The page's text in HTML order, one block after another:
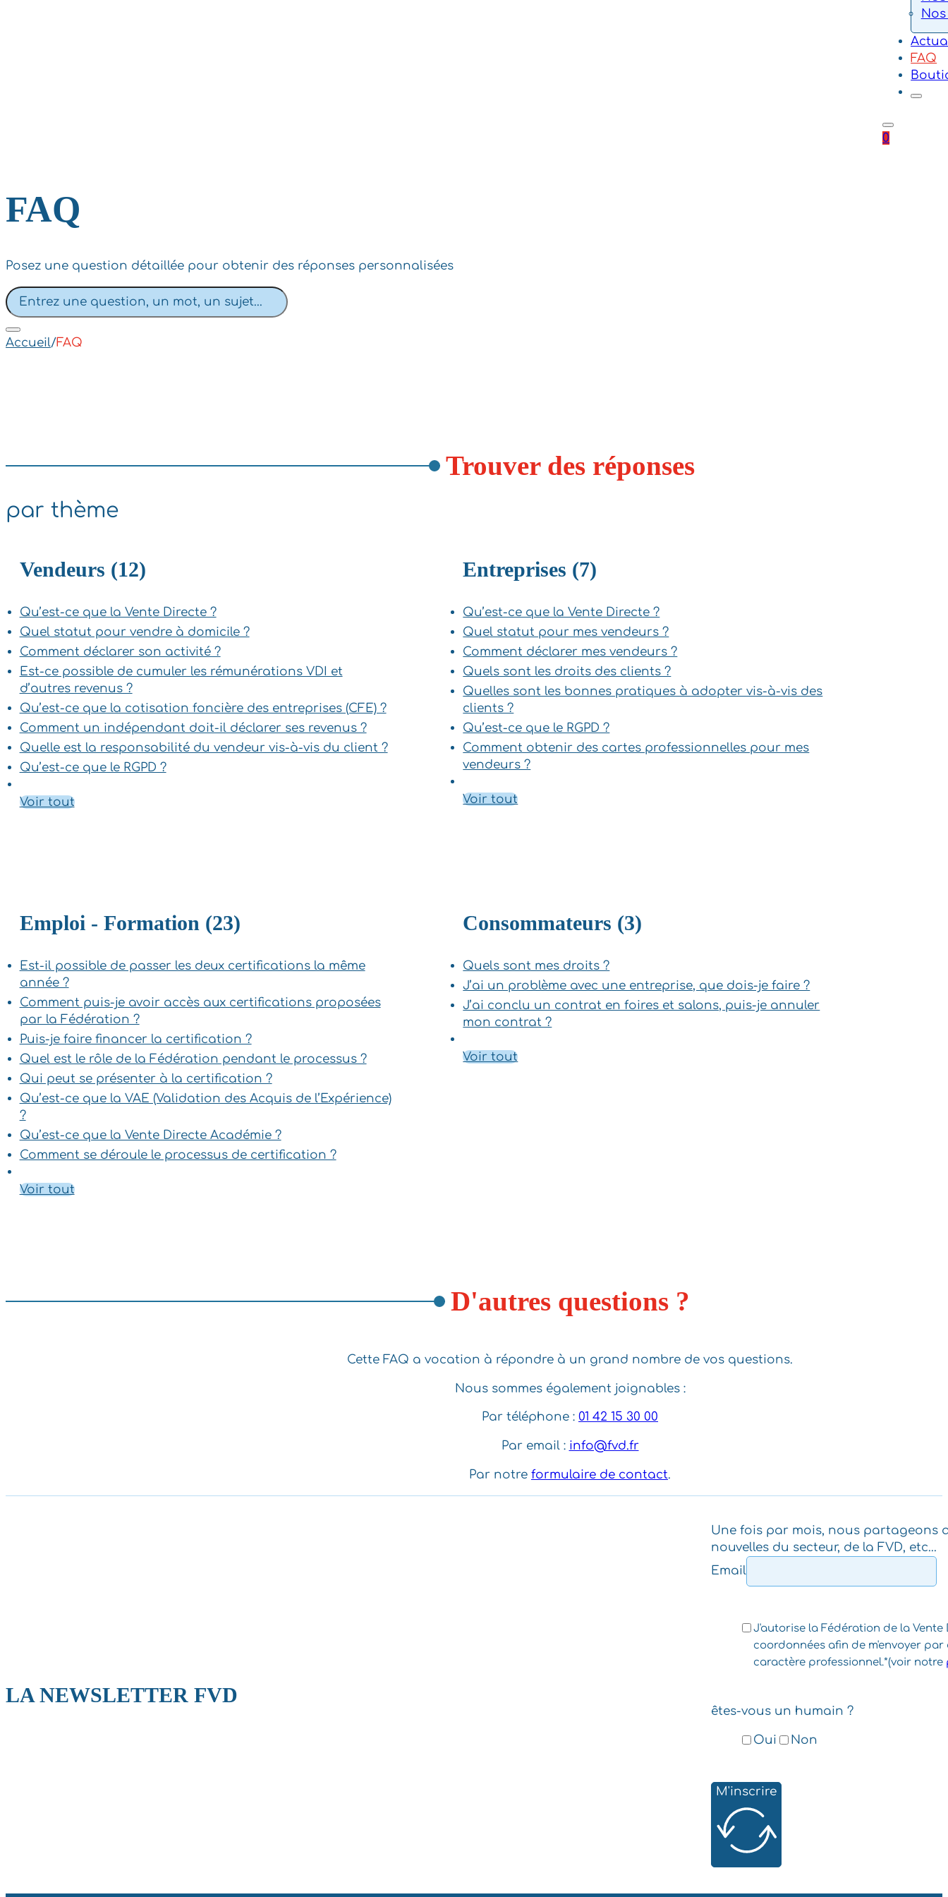
FAQ
0
FAQ
Posez une question détaillée pour obtenir des réponses personnalisées
Rechercher
Accueil/FAQ
Trouver des réponses
par thème
Vendeurs (12)
Qu’est-ce que la Vente Directe ?
Quel statut pour vendre à domicile ?
Comment déclarer son activité ?
Est-ce possible de cumuler les rémunérations VDI et
d’autres revenus ?
Qu’est-ce que la cotisation foncière des entreprises (CFE) ?
Comment un indépendant doit-il déclarer ses revenus ?
Quelle est la responsabilité du vendeur vis-à-vis du client ?
Qu’est-ce que le RGPD ?
Voir tout
Entreprises (7)
Qu’est-ce que la Vente Directe ?
Quel statut pour mes vendeurs ?
Comment déclarer mes vendeurs ?
Quels sont les droits des clients ?
Quelles sont les bonnes pratiques à adopter vis-à-vis des
clients ?
Qu’est-ce que le RGPD ?
Comment obtenir des cartes professionnelles pour mes
vendeurs ?
Voir tout
Emploi - Formation (23)
Est-il possible de passer les deux certifications la même
année ?
Comment puis-je avoir accès aux certifications proposées
par la Fédération ?
Puis-je faire financer la certification ?
Quel est le rôle de la Fédération pendant le processus ?
Qui peut se présenter à la certification ?
Qu’est-ce que la VAE (Validation des Acquis de l’Expérience)
?
Qu’est-ce que la Vente Directe Académie ?
Comment se déroule le processus de certification ?
Voir tout
Consommateurs (3)
Quels sont mes droits ?
J’ai un problème avec une entreprise, que dois-je faire ?
J’ai conclu un contrat en foires et salons, puis-je annuler
mon contrat ?
Voir tout
D'autres questions ?
Cette FAQ a vocation à répondre à un grand nombre de vos questions.
Nous sommes également joignables :
Par téléphone : 01 42 15 30 00
Par email : info@fvd.fr
Par notre formulaire de contact.
LA NEWSLETTER FVD
Une fois par mois, nous partageons
nouvelles du secteur, de la FVD, etc...
Email
J'autorise la Fédération de la Vente
coordonnées afin de m'envoyer
caractère professionnel.*(voir notre
êtes-vous un humain ?
Oui Non
M'inscrire